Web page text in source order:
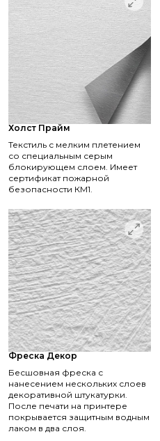
Холст Прайм
Текстиль с мелким плетением
со специальным серым
блокирующем слоем. Имеет
сертификат пожарной
безопасности КМ1.
Фреска Декор
Бесшовная фреска с
нанесением нескольких слоев
декоративной штукатурки.
После печати на принтере
покрывается защитным водным
лаком в два слоя.